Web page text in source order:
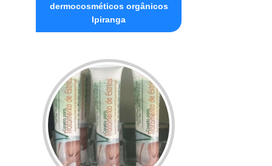
dermocosméticos orgânicos
Ipiranga